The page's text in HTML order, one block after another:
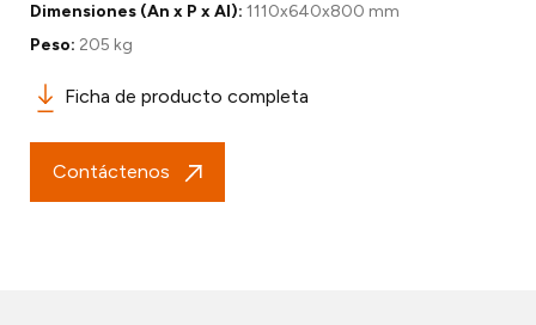
Dimensiones (An x P x Al): 1110x640x800 mm
Peso: 205 kg
Ficha de producto completa
Contáctenos